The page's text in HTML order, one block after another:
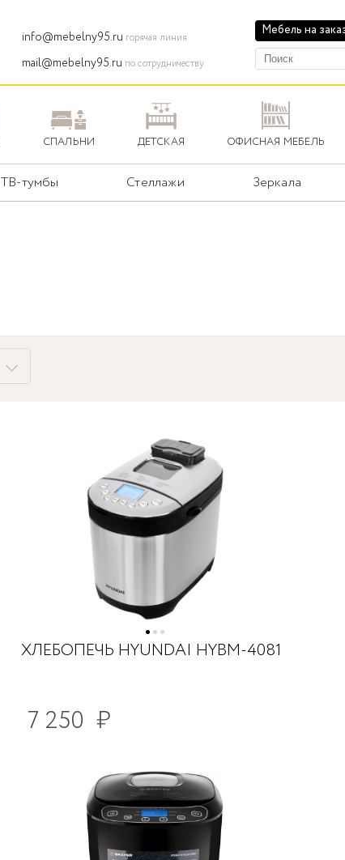
info@mebelny95.ru горячая линия
mail@mebelny95.ru по сотрудничеству
Мебель на
СПАЛЬНИ ДЕТСКАЯ ОФИСНАЯ МЕБЕЛЬ
ТВ-тумбы Стеллажи Зеркала
ХЛЕБОПЕЧЬ HYUNDAI HYBM-4081
7 250 ₽